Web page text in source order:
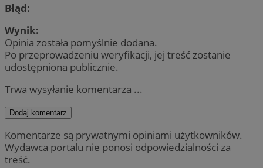
Błąd:
Wynik:
Opinia została pomyślnie dodana.
Po przeprowadzeniu weryfikacji, jej treść zostanie
udostępniona publicznie.
Trwa wysyłanie komentarza ...
Dodaj komentarz
Komentarze są prywatnymi opiniami użytkowników.
Wydawca portalu nie ponosi odpowiedzialności za
treść.